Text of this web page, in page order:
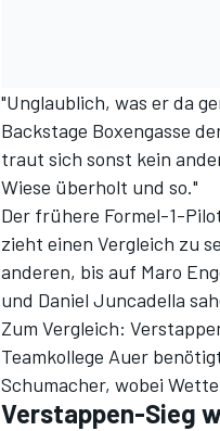
SPORTWAGEN
"Unglaublich, was er da
Backstage Boxengasse
traut sich sonst kein
Wiese überholt und so."
Der frühere Formel-1-
zieht einen Vergleich zu
anderen, bis auf Maro
und Daniel Juncadella
Zum Vergleich:
Teamkollege Auer
Schumacher, wobei
Verstappen-Sieg